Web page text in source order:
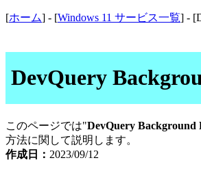
[ホーム] - [Windows 11 サービス一覧] -
DevQuery
このページでは"DevQuery Background
方法に関して説明します。
作成日： 2023/09/12